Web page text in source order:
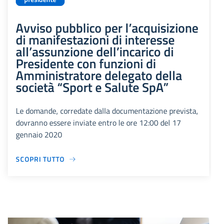
Avviso pubblico per l’acquisizione
di manifestazioni di interesse
all’assunzione dell’incarico di
Presidente con funzioni di
Amministratore delegato della
società “Sport e Salute SpA”
Le domande, corredate dalla documentazione prevista,
dovranno essere inviate entro le ore 12:00 del 17
gennaio 2020
SCOPRI TUTTO